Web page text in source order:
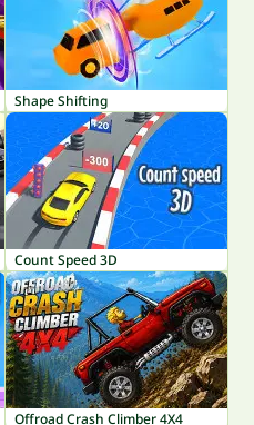
Shape Shifting
Count Speed 3D
Offroad Crash Climber 4X4